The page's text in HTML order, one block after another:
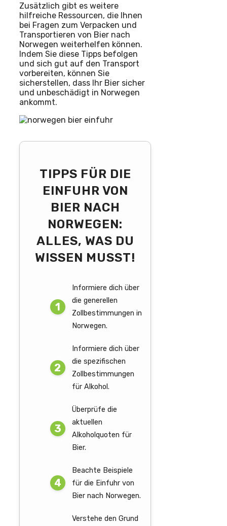
Zusätzlich gibt es weitere
hilfreiche Ressourcen, die Ihnen
bei Fragen zum Verpacken und
Transportieren von Bier nach
Norwegen weiterhelfen können.
Indem Sie diese Tipps befolgen
und sich gut auf den Transport
vorbereiten, können Sie
sicherstellen, dass Ihr Bier sicher
und unbeschädigt in Norwegen
ankommt.
TIPPS FÜR DIE
EINFUHR VON
BIER NACH
NORWEGEN:
ALLES, WAS DU
WISSEN MUSST!
Informiere dich über
die generellen
Zollbestimmungen in
Norwegen.
Informiere dich über
die spezifischen
Zollbestimmungen
für Alkohol.
Überprüfe die
aktuellen
Alkoholquoten für
Bier.
Beachte Beispiele
für die Einfuhr von
Bier nach Norwegen.
Verstehe den Grund